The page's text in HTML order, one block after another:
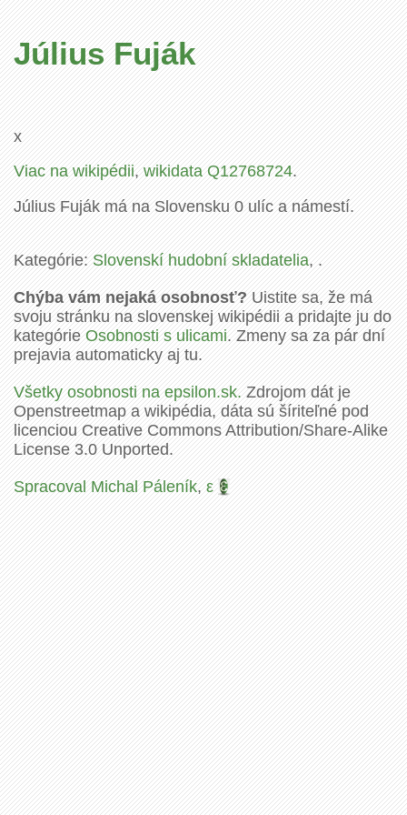
Július Fuják
x
Viac na wikipédii,wikidata Q12768724.
Július Fuják má na Slovensku 0 ulíc a námestí.
Kategórie:Slovenskí hudobní skladatelia, .
Chýba vám nejaká osobnosť?Uistite sa, že má
svoju stránku na slovenskej wikipédii a pridajte ju do
kategórieOsobnosti s ulicami. Zmeny sa za pár dní
prejavia automaticky aj tu.
Všetky osobnosti na epsilon.sk.Zdrojom dát je
Openstreetmap a wikipédia, dáta sú šíriteľné pod
licenciou Creative Commons Attribution/Share-Alike
License 3.0 Unported.
Spracoval Michal Páleník,ε